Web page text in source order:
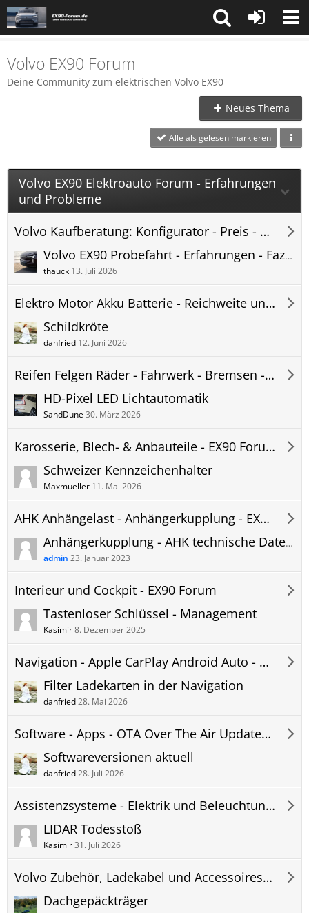
Volvo EX90 Forum
Deine Community zum elektrischen Volvo EX90
Neues Thema
Alle als gelesen markieren
Volvo EX90 Elektroauto Forum - Erfahrungen
und Probleme
Volvo Kaufberatung: Konfigurator - Preis - Lieferzeit - EX90 Forum
Volvo EX90 Probefahrt - Erfahrungen - Fazit - Test und Probleme - Fragen und Antworten nach der Fahrt
thauck 13. Juli 2026
Elektro Motor Akku Batterie - Reichweite und Verbrauch - EX90 Forum
Schildkröte
danfried 12. Juni 2026
Reifen Felgen Räder - Fahrwerk - Bremsen - EX90 Forum
HD-Pixel LED Lichtautomatik
SandDune30. März 2026
Karosserie, Blech- & Anbauteile - EX90 Forum
Schweizer Kennzeichenhalter
Maxmueller 11. Mai 2026
AHK Anhängelast - Anhängerkupplung - EX90 Forum
Anhängerkupplung - AHK technische Daten Volvo EX90 - Anhängelast Stützlast usw.
admin 23. Januar 2023
Interieur und Cockpit - EX90 Forum
Tastenloser Schlüssel - Management
Kasimir8. Dezember 2025
Navigation - Apple CarPlay Android Auto - Hifi - Telefon - EX90 Forum
Filter Ladekarten in der Navigation
danfried28. Mai 2026
Software - Apps - OTA Over The Air Updates - EX90 Forum
Softwareversionen aktuell
danfried28. Juli 2026
Assistenzsysteme - Elektrik und Beleuchtung - EX90 Forum
LIDAR Todesstoß
Kasimir31. Juli 2026
Volvo Zubehör, Ladekabel und Accessoires - EX90 Forum
Dachgepäckträger